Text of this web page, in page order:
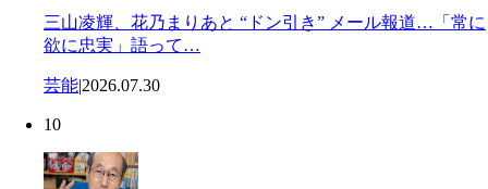
三山凌輝、花乃まりあと “ドン引き” メール報道…「常に
欲に忠実」語って…
芸能|2026.07.30
10